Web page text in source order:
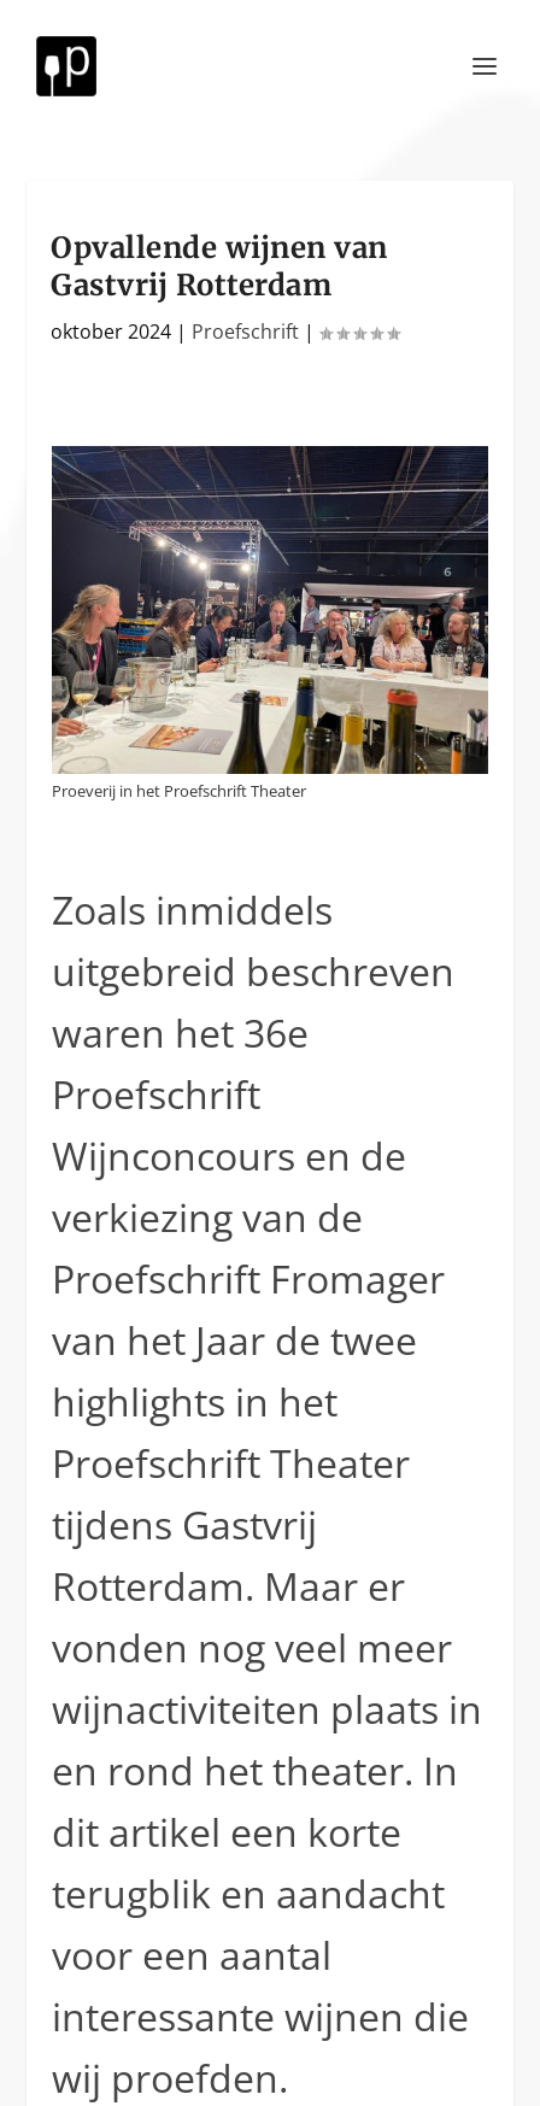
Opvallende wijnen van
Gastvrij Rotterdam
oktober 2024 | Proefschrift |
Proeverij in het Proefschrift Theater
Zoals inmiddels
uitgebreid beschreven
waren het 36e
Proefschrift
Wijnconcours en de
verkiezing van de
Proefschrift Fromager
van het Jaar de twee
highlights in het
Proefschrift Theater
tijdens Gastvrij
Rotterdam. Maar er
vonden nog veel meer
wijnactiviteiten plaats in
en rond het theater. In
dit artikel een korte
terugblik en aandacht
voor een aantal
interessante wijnen die
wij proefden.